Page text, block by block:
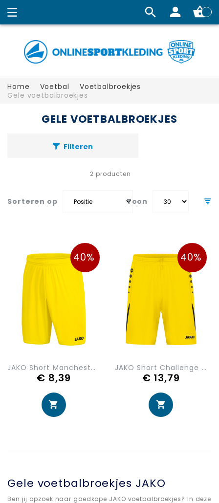
Home Voetbal
Voetbalbroekjes
Gele voetbalbroekjes
GELE VOETBALBROEKJES
Filteren
Sorteren op
2 producten
Toon
40%
JAKO Short Manchester 2.0 4400-03
€ 8,39
40%
JAKO Short Challenge 4421-301
€ 13,79
Gele voetbalbroekjes JAKO
Ben jij opzoek naar goedkope JAKO voetbalbroekjes? In deze